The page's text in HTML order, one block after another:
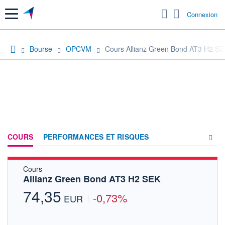
Menu Connexion
Bourse OPCVM Cours Allianz Green Bond AT3 H2
COURS PERFORMANCES ET RISQUES
Cours
Allianz Green Bond AT3 H2 SEK
74,35 EUR -0,73%